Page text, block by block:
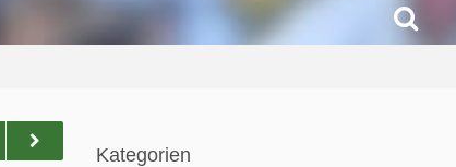
Kategorien